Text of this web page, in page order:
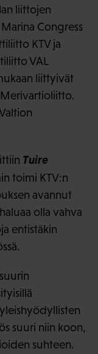
liittojen
Congress
KTV ja
VAL
liittyivät
Tuire
toimi KTV:n
avannut
olla vahva
entistäkin
suuri niin koon,
suhteen.